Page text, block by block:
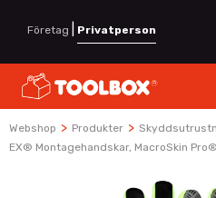
Företag Privatperson
Webshop > Produkter >
EX® Montagehandskar, MacroSkin